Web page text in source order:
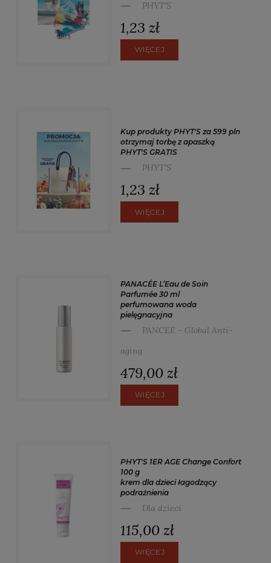
PHYT'S
1,23 zł
WIĘCEJ
Kup produkty PHYT'S za 599 pln
otrzymaj torbę z apaszką
PHYT'S GRATIS
PHYT'S
1,23 zł
WIĘCEJ
PANACÉE L’Eau de Soin
Parfumée 30 ml
perfumowana woda
pielęgnacyjna
PANCEE - Global Anti-
aging
479,00 zł
WIĘCEJ
PHYT'S 1ER AGE Change Confort
100 g
krem dla dzieci łagodzący
podrażnienia
Dla dzieci
115,00 zł
WIĘCEJ